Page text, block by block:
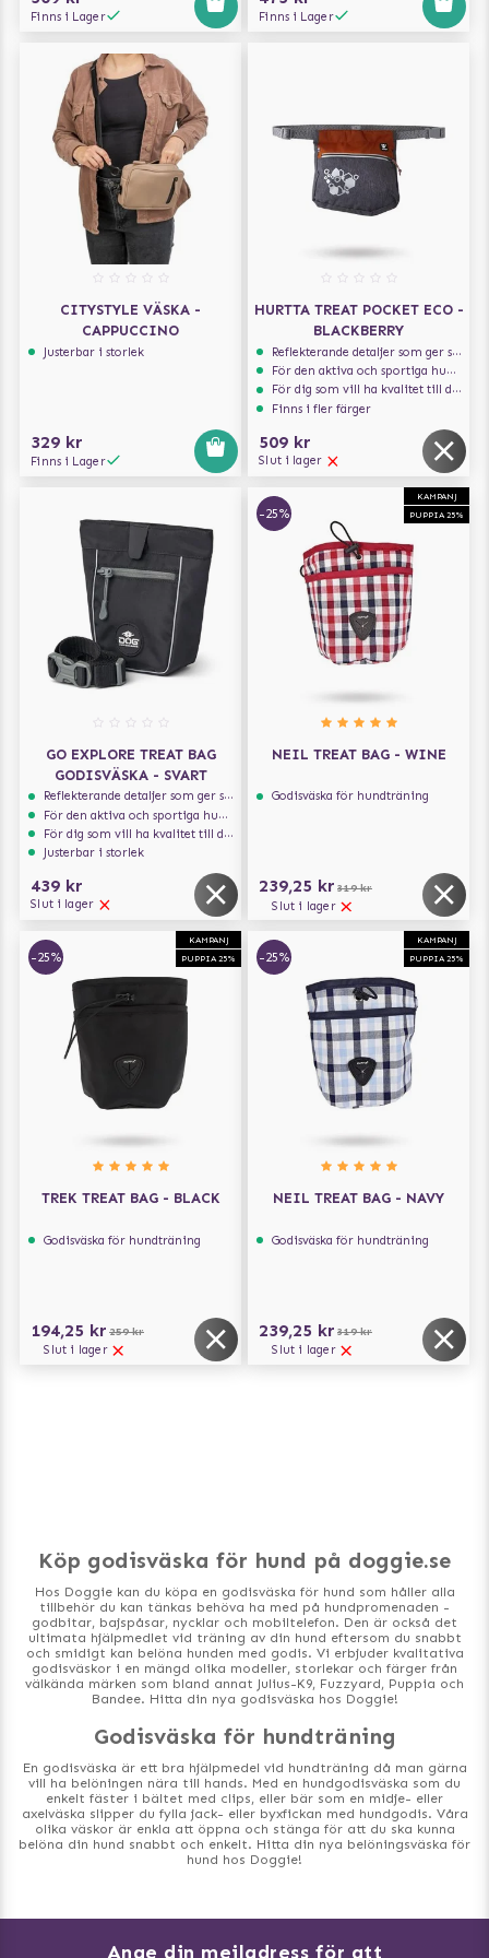
Finns i Lager Finns i Lager
CITYSTYLE VÄSKA -
CAPPUCCINO
Justerbar i storlek
329 kr
Finns i Lager
HURTTA TREAT POCKET ECO -
BLACKBERRY
Reflekterande detaljer som ger synlighet i svagt ljus
För den aktiva och sportiga hunden
För dig som vill ha kvalitet till din hund!
Finns i fler färger
509 kr
Slut i lager
GO EXPLORE TREAT BAG
GODISVÄSKA - SVART
Reflekterande detaljer som ger synlighet i svagt ljus
För den aktiva och sportiga hunden
För dig som vill ha kvalitet till din hund!
Justerbar i storlek
439 kr
Slut i lager
KAMPANJ
PUPPIA 25%
-25%
NEIL TREAT BAG - WINE
Godisväska för hundträning
239,25 kr 319 kr
Slut i lager
KAMPANJ
PUPPIA 25%
-25%
TREK TREAT BAG - BLACK
Godisväska för hundträning
194,25 kr 259 kr
Slut i lager
KAMPANJ
PUPPIA 25%
-25%
NEIL TREAT BAG - NAVY
Godisväska för hundträning
239,25 kr 319 kr
Slut i lager
Köp godisväska för hund på doggie.se
Hos Doggie kan du köpa en godisväska för hund som håller alla
tillbehör du kan tänkas behöva ha med på hundpromenaden -
godbitar, bajspåsar, nycklar och mobiltelefon. Den är också det
ultimata hjälpmedlet vid träning av din hund eftersom du snabbt
och smidigt kan belöna hunden med godis. Vi erbjuder kvalitativa
godisväskor i en mängd olika modeller, storlekar och färger från
välkända märken som bland annat Julius-K9, Fuzzyard, Puppia och
Bandee. Hitta din nya godisväska hos Doggie!
Godisväska för hundträning
En godisväska är ett bra hjälpmedel vid hundträning då man gärna
vill ha belöningen nära till hands. Med en hundgodisväska som du
enkelt fäster i bältet med clips, eller bär som en midje- eller
axelväska slipper du fylla jack- eller byxfickan med hundgodis. Våra
olika väskor är enkla att öppna och stänga för att du ska kunna
belöna din hund snabbt och enkelt. Hitta din nya belöningsväska för
hund hos Doggie!
Ange din mejladress för att